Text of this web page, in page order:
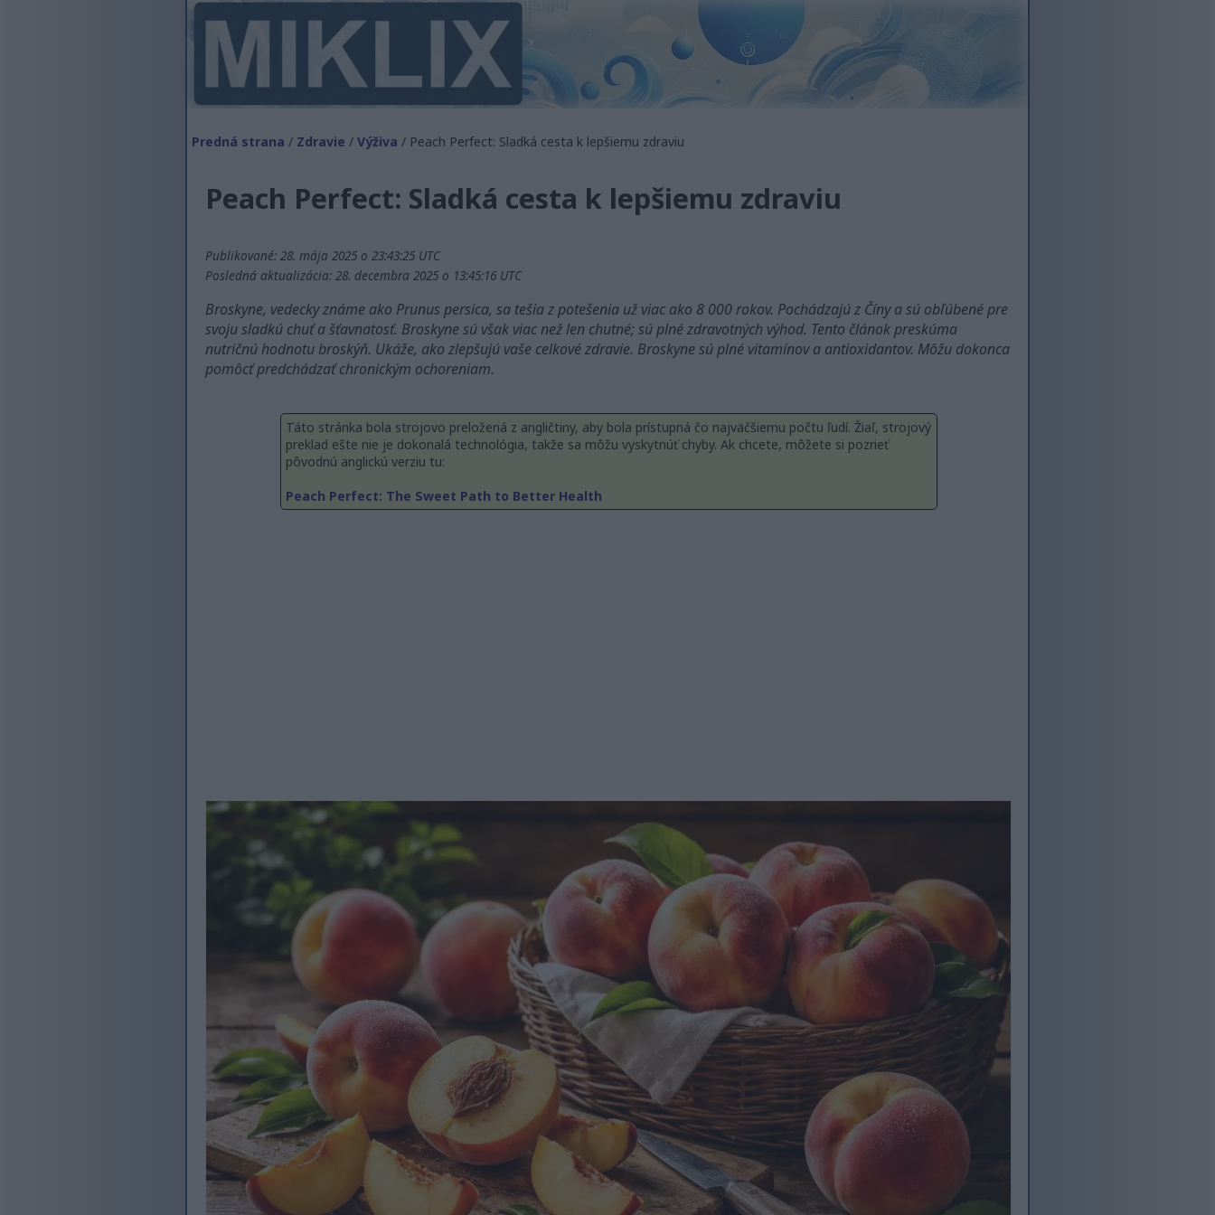
Predná strana / Zdravie / Výživa / Peach Perfect: Sladká cesta k lepšiemu zdraviu
Peach Perfect: Sladká cesta k lepšiemu zdraviu
Publikované: 28. mája 2025 o 23:43:25 UTC
Posledná aktualizácia: 28. decembra 2025 o 13:45:16 UTC
Broskyne, vedecky známe ako Prunus persica, sa tešia z potešenia už viac ako 8 000 rokov. Pochádzajú z Číny a sú obľúbené pre
svoju sladkú chuť a šťavnatosť. Broskyne sú však viac než len chutné; sú plné zdravotných výhod. Tento článok preskúma
nutričnú hodnotu broskýň. Ukáže, ako zlepšujú vaše celkové zdravie. Broskyne sú plné vitamínov a antioxidantov. Môžu dokonca
pomôcť predchádzať chronickým ochoreniam.
Táto stránka bola strojovo preložená z angličtiny, aby bola prístupná čo najväčšiemu počtu ľudí. Žiaľ, strojový
preklad ešte nie je dokonalá technológia, takže sa môžu vyskytnúť chyby. Ak chcete, môžete si pozrieť
pôvodnú anglickú verziu tu:
Peach Perfect: The Sweet Path to Better Health